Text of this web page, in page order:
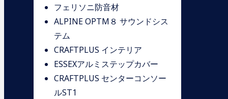
フェリソニ防音材
ALPINE OPTM８ サウンドシス
テム
CRAFTPLUS インテリア
ESSEXアルミステップカバー
CRAFTPLUS センターコンソー
ルST1